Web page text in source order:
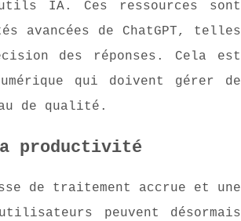
IA. Ces ressources sont
avancées de ChatGPT, telles
des réponses. Cela est
qui doivent gérer de
de qualité.
productivité
de traitement accrue et une
peuvent désormais